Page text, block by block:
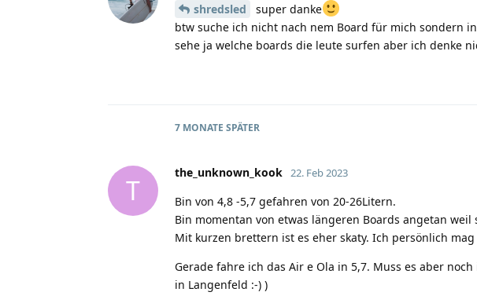
shredsled
super danke
btw suche ich nicht nach nem Board für mich sondern
sehe ja welche boards die leute surfen aber ich denke
7 MONATE SPÄTER
T
the_unknown_kook 22. Feb 2023
Bin von 4,8 -5,7 gefahren von 20-26Litern.
Bin momentan von etwas längeren Boards angetan
Mit kurzen brettern ist es eher skaty. Ich persönlich
Gerade fahre ich das Air e Ola in 5,7. Muss es aber
in Langenfeld :-) )